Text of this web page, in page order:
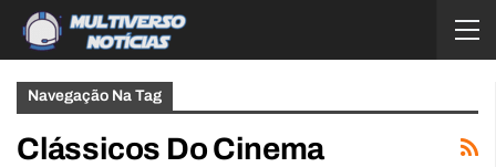
Navegação Na Tag
Clássicos Do Cinema